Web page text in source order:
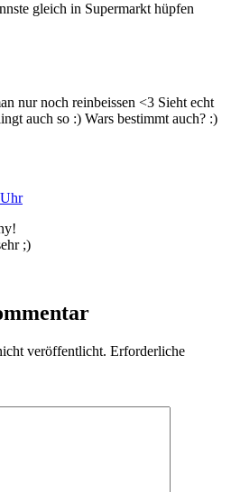
gleich in Supermarkt hüpfen
nur noch reinbeissen <3 Sieht echt
auch so :) Wars bestimmt auch? :)
;)
veröffentlicht. Erforderliche